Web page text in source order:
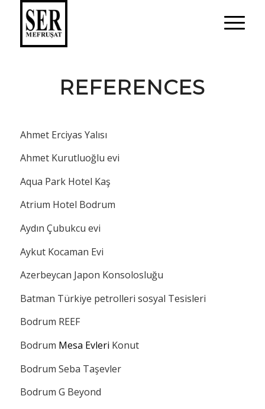
REFERENCES
Ahmet Erciyas Yalısı
Ahmet Kurutluoğlu evi
Aqua Park Hotel Kaş
Atrium Hotel Bodrum
Aydın Çubukcu evi
Aykut Kocaman Evi
Azerbeycan Japon Konsolosluğu
Batman Türkiye petrolleri sosyal Tesisleri
Bodrum REEF
Bodrum Mesa Evleri Konut
Bodrum Seba Taşevler
Bodrum G Beyond